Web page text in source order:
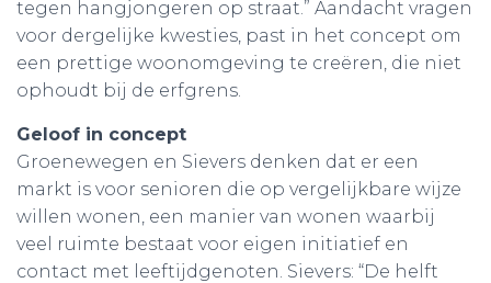
tegen hangjongeren op straat.” Aandacht vragen
voor dergelijke kwesties, past in het concept om
een prettige woonomgeving te creëren, die niet
ophoudt bij de erfgrens.
Geloof in concept
Groenewegen en Sievers denken dat er een
markt is voor senioren die op vergelijkbare wijze
willen wonen, een manier van wonen waarbij
veel ruimte bestaat voor eigen initiatief en
contact met leeftijdgenoten. Sievers: “De helft